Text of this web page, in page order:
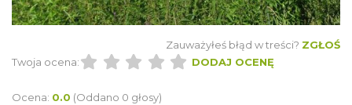
Zauważyłeś błąd w treści? ZGŁOŚ
Twoja ocena:
DODAJ OCENĘ
Ocena: 0.0 (Oddano 0 głosy)